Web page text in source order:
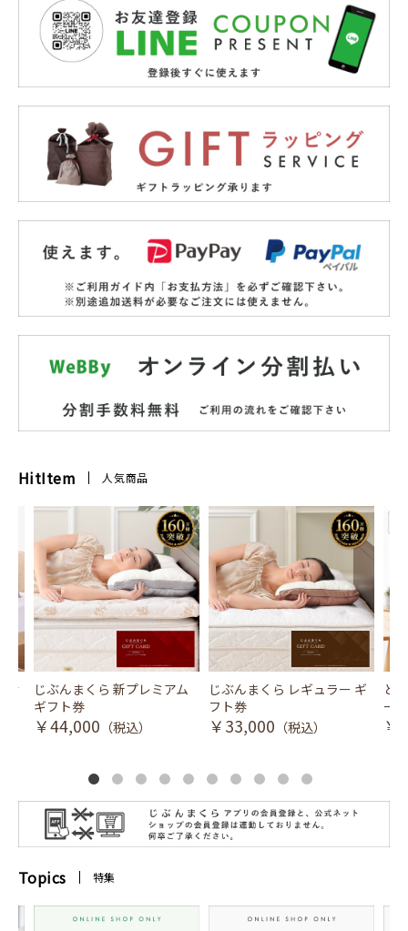
HitItem 人気商品
冷
じぶんまくら 新プレミアム
ギフト券
￥44,000 （税込）
じぶんまくら レギュラー ギ
フト券
￥33,000 （税込）
と
ース
￥
Topics 特集